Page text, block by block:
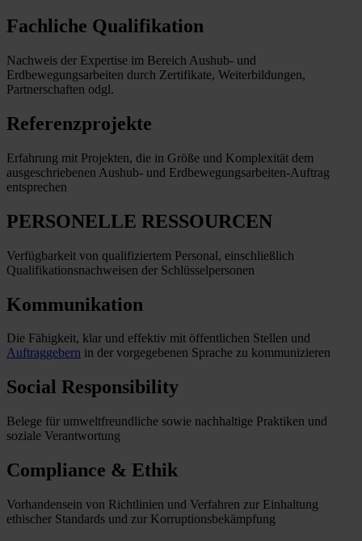
Fachliche Qualifikation
Nachweis der Expertise im Bereich Aushub- und
Erdbewegungsarbeiten durch Zertifikate, Weiterbildungen,
Partnerschaften odgl.
Referenzprojekte
Erfahrung mit Projekten, die in Größe und Komplexität dem
ausgeschriebenen Aushub- und Erdbewegungsarbeiten-Auftrag
entsprechen
PERSONELLE RESSOURCEN
Verfügbarkeit von qualifiziertem Personal, einschließlich
Qualifikationsnachweisen der Schlüsselpersonen
Kommunikation
Die Fähigkeit, klar und effektiv mit öffentlichen Stellen und
Auftraggebern in der vorgegebenen Sprache zu kommunizieren
Social Responsibility
Belege für umweltfreundliche sowie nachhaltige Praktiken und
soziale Verantwortung
Compliance & Ethik
Vorhandensein von Richtlinien und Verfahren zur Einhaltung
ethischer Standards und zur Korruptionsbekämpfung